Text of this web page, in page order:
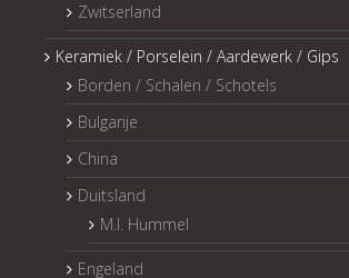
Zwitserland
Keramiek / Porselein / Aardewerk / Gips
Borden / Schalen / Schotels
Bulgarije
China
Duitsland
M.I. Hummel
Engeland